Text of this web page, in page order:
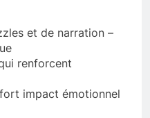
et de narration –
renforcent
impact émotionnel